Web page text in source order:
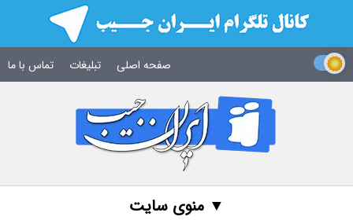
صفحه اصلی تبلیغات تماس با ما
▼ منوی سایت